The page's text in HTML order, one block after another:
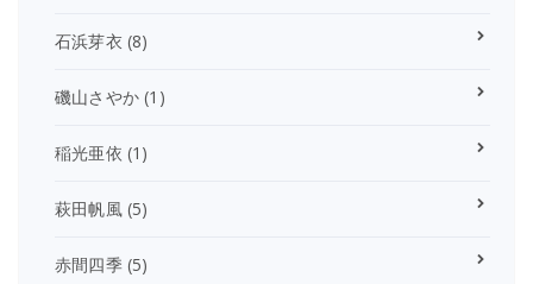
石浜芽衣 (8)
磯山さやか (1)
稲光亜依 (1)
萩田帆風(5)
赤間四季(5)